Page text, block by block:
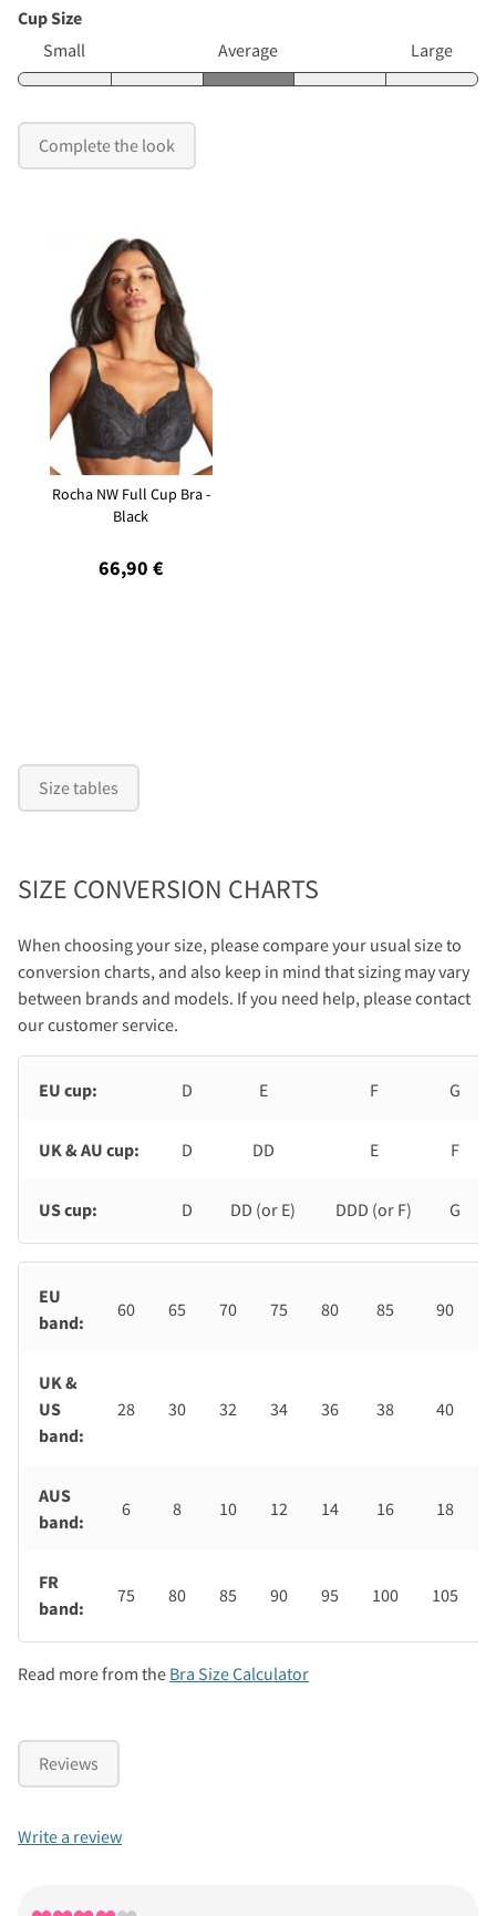
Cup Size
Small
Average Large
Complete the look
Rocha NW Full Cup Bra -
Black
66,90 €
Size tables
SIZE CONVERSION CHARTS
When choosing your size, please compare your usual size to
conversion charts, and also keep in mind that sizing may vary
between brands and models. If you need help, please contact
our customer service.
EU cup: D E F G
UK & AU cup: D DD E F
US cup: D DD (or E) DDD (or F) G
EU
band:
60 65 70 75 80 85 90
UK &
US
band:
28 30 32 34 36 38 40
AUS
band:
6 8 10 12 14 16 18
FR
band:
75 80 85 90 95 100 105
Read more from the Bra Size Calculator
Reviews
Write a review